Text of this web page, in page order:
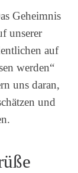
Geheimnis
unserer
auf
werden“
uns daran,
und